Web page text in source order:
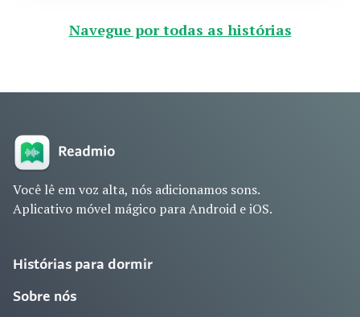
Navegue por todas as histórias
Você lê em voz alta, nós adicionamos sons.
Aplicativo móvel mágico para Android e iOS.
Histórias para dormir
Sobre nós